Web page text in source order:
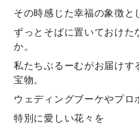
その時感じた幸福の象徴と
ずっとそばに置いておけた
か。
私たちぶるーむがお届けす
宝物。
ウェディングブーケやプロ
特別に愛しい花々を